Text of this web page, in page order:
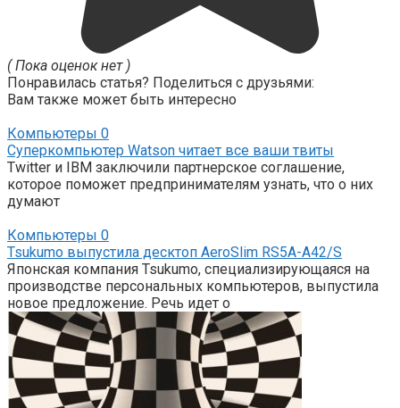
( Пока оценок нет )
Понравилась статья? Поделиться с друзьями:
Вам также может быть интересно
Компьютеры 0
Суперкомпьютер Watson читает все ваши твиты
Twitter и IBM заключили партнерское соглашение,
которое поможет предпринимателям узнать, что о них
думают
Компьютеры 0
Tsukumo выпустила десктоп AeroSlim RS5A-A42/S
Японская компания Tsukumo, специализирующаяся на
производстве персональных компьютеров, выпустила
новое предложение. Речь идет о